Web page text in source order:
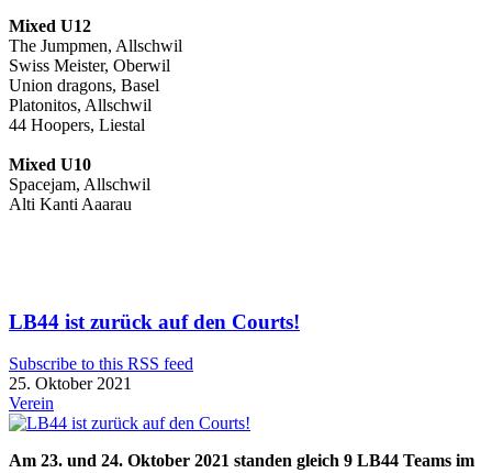
Mixed U12
The Jumpmen, Allschwil
Swiss Meister, Oberwil
Union dragons, Basel
Platonitos, Allschwil
44 Hoopers, Liestal
Mixed U10
Spacejam, Allschwil
Alti Kanti Aaarau
LB44 ist zurück auf den Courts!
Subscribe to this RSS feed
25. Oktober 2021
Verein
Am 23. und 24. Oktober 2021 standen gleich 9 LB44 Teams im